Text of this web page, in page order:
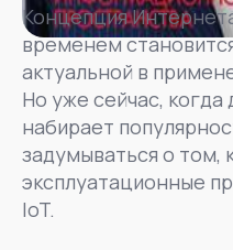
Концепция
временем
актуальной в
Но уже сейчас,
набирает
задумываться о том,
эксплуатационные
IoT.